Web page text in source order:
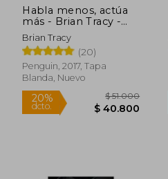
Habla menos, actúa
más - Brian Tracy -
Libro Físico
Brian Tracy
(20)
Penguin, 2017, Tapa
Blanda, Nuevo
Rápido